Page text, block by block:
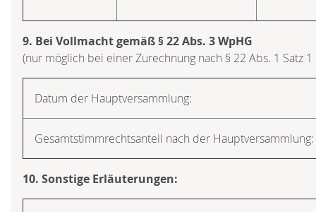
9. Bei Vollmacht gemäß § 22 Abs. 3 WpHG
(nur möglich bei einer Zurechnung nach § 22 Abs. 1 Satz
Datum der Hauptversammlung:
Gesamtstimmrechtsanteil nach der Hauptversammlung:
10. Sonstige Erläuterungen: